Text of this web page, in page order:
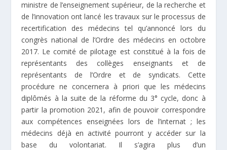
ministre de l’enseignement supérieur, de la recherche et
de l’innovation ont lancé les travaux sur le processus de
recertification des médecins tel qu’annoncé lors du
congrès national de l’Ordre des médecins en octobre
2017. Le comité de pilotage est constitué à la fois de
représentants des collèges enseignants et de
représentants de l’Ordre et de syndicats. Cette
procédure ne concernera à priori que les médecins
diplômés à la suite de la réforme du 3° cycle, donc à
partir la promotion 2021, afin de pouvoir correspondre
aux compétences enseignées lors de l’internat ; les
médecins déjà en activité pourront y accéder sur la
base du volontariat. Il s’agira plus d’un